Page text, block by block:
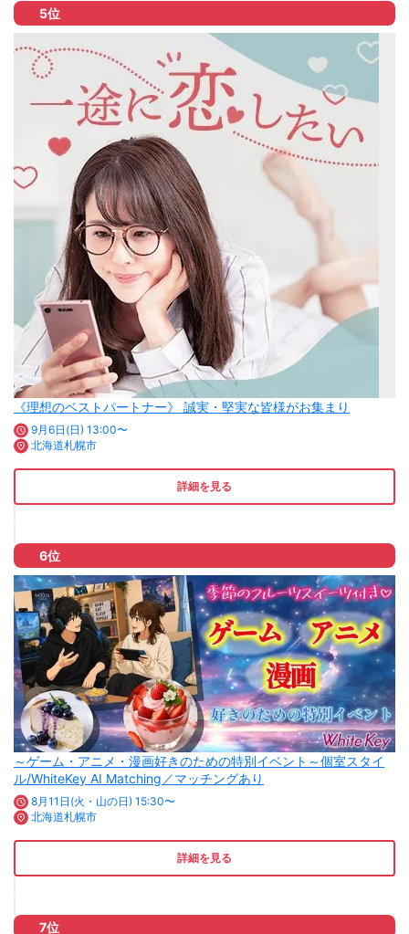
5位
《理想のベストパートナー》 誠実・堅実な皆様がお集まり
9月6日(日) 13:00〜
北海道札幌市
詳細を見る
6位
～ゲーム・アニメ・漫画好きのための特別イベント～個室スタイ
ル/WhiteKey AI Matching／マッチングあり
8月11日(火・山の日) 15:30〜
北海道札幌市
詳細を見る
7位